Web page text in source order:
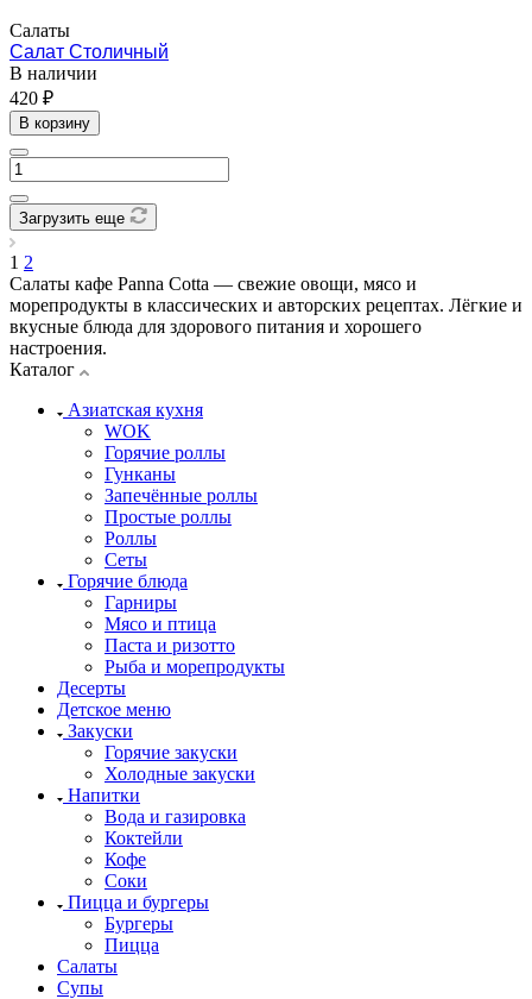
Салаты
Салат Столичный
В наличии
420 ₽
В корзину
Загрузить еще
1 2
Салаты кафе Panna Cotta — свежие овощи, мясо и
морепродукты в классических и авторских рецептах. Лёгкие и
вкусные блюда для здорового питания и хорошего
настроения.
Каталог
Азиатская кухня
WOK
Горячие роллы
Гунканы
Запечённые роллы
Простые роллы
Роллы
Сеты
Горячие блюда
Гарниры
Мясо и птица
Паста и ризотто
Рыба и морепродукты
Десерты
Детское меню
Закуски
Горячие закуски
Холодные закуски
Напитки
Вода и газировка
Коктейли
Кофе
Соки
Пицца и бургеры
Бургеры
Пицца
Салаты
Супы